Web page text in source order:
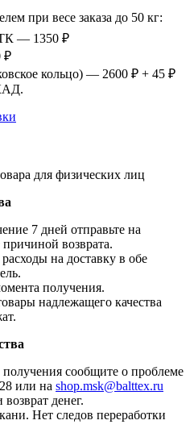
при весе заказа до 50 кг:
— 1350 ₽
₽
кольцо) — 2600 ₽ + 45 ₽
для физических лиц
7 дней отправьте на
возврата.
на доставку в обе
получения.
надлежащего качества
сообщите о проблеме
или на shop.msk@balttex.ru
денег.
Нет следов переработки